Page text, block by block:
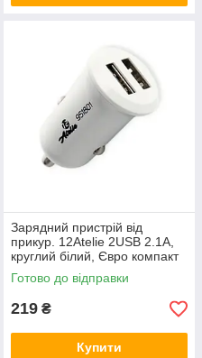
Зарядний пристрій від
прикур. 12Atelie 2USB 2.1А,
круглий білий, Євро компакт
12 Atelie
Готово до відправки
219 ₴
Купити